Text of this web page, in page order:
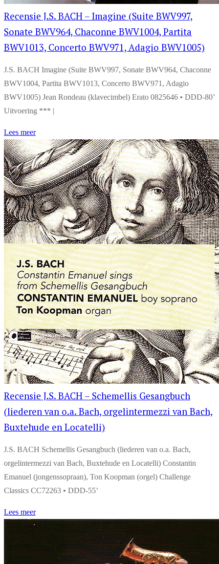
Recensie J.S. BACH – Imagine (Suite BWV997,
Sonate BWV964, Chaconne BWV1004, Partita
BWV1013, Concerto BWV971, Adagio BWV1005)
J.S. BACH Imagine (Suite BWV997, Sonate BWV964, Chaconne
BWV1004, Partita BWV1013, Concerto BWV971, Adagio
BWV1005) Jean Rondeau (klavecimbel) Erato 0825646 • DDD-80’
Uitvoering *** |
Lees meer
Recensie J.S. BACH – Schemellis Gesangbuch
(liederen van o.a. Bach, orgelintermezzi van Bach,
Buxtehude en Locatelli)
J.S. BACH Schemellis Gesangbuch (liederen van o.a. Bach,
orgelintermezzi van Bach, Buxtehude en Locatelli) Constantin
Emanuel (jongenssopraan), Ton Koopman (orgel) Challenge
Classics CC72263 • DDD-55’
Lees meer